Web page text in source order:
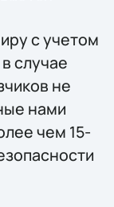
с учетом
случае
не
нами
чем 15-